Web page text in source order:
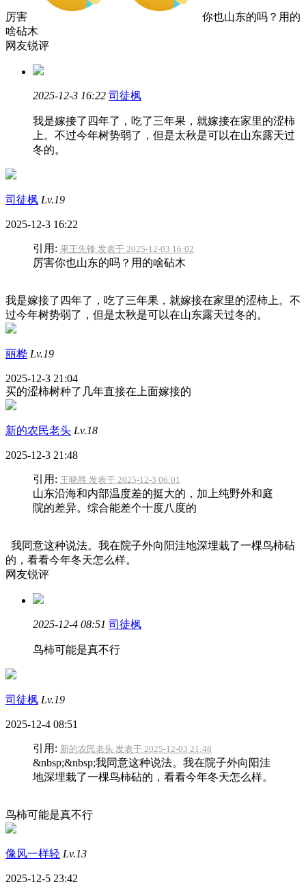
厉害
你也山东的吗？用的
啥砧木
网友锐评
2025-12-3 16:22 司徒枫
我是嫁接了四年了，吃了三年果，就嫁接在家里的涩柿
上。不过今年树势弱了，但是太秋是可以在山东露天过
冬的。
司徒枫 Lv.19
2025-12-3 16:22
引用: 果王先锋 发表于 2025-12-03 16:02
厉害你也山东的吗？用的啥砧木
我是嫁接了四年了，吃了三年果，就嫁接在家里的涩柿上。不
过今年树势弱了，但是太秋是可以在山东露天过冬的。
丽桦 Lv.19
2025-12-3 21:04
买的涩柿树种了几年直接在上面嫁接的
新的农民老头 Lv.18
2025-12-3 21:48
引用: 王晓胜 发表于 2025-12-3 06:01
山东沿海和内部温度差的挺大的，加上纯野外和庭
院的差异。综合能差个十度八度的
我同意这种说法。我在院子外向阳洼地深埋栽了一棵鸟柿砧
的，看看今年冬天怎么样。
网友锐评
2025-12-4 08:51 司徒枫
鸟柿可能是真不行
司徒枫 Lv.19
2025-12-4 08:51
引用: 新的农民老头 发表于 2025-12-03 21:48
&nbsp;&nbsp;我同意这种说法。我在院子外向阳洼
地深埋栽了一棵鸟柿砧的，看看今年冬天怎么样。
鸟柿可能是真不行
像风一样轻 Lv.13
2025-12-5 23:42